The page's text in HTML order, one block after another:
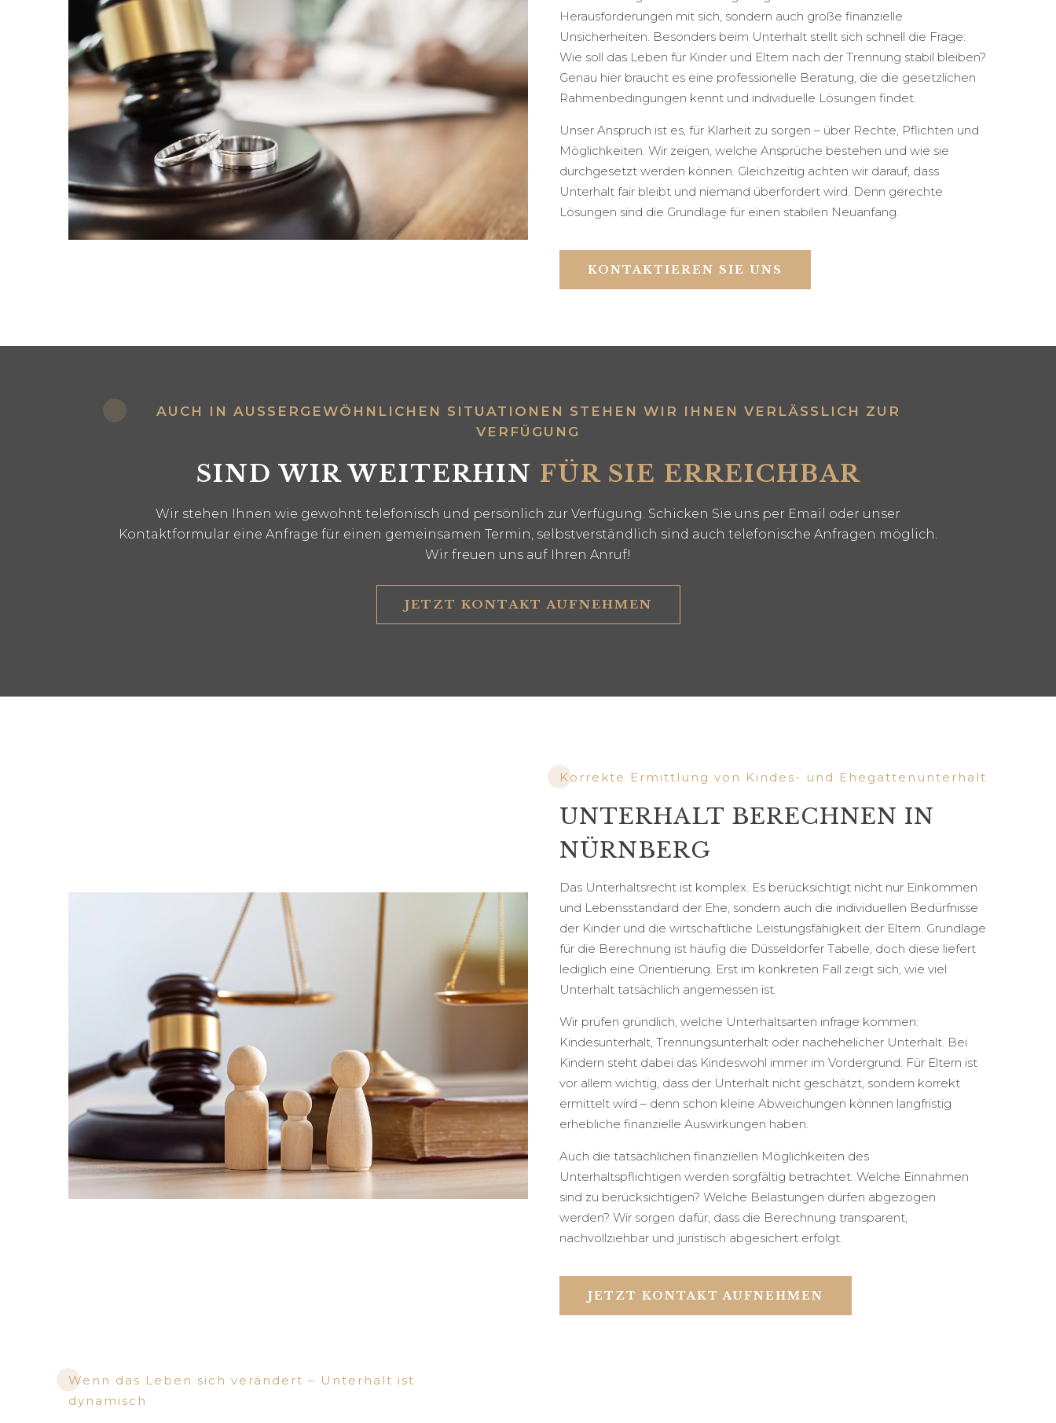
Herausforderungen mit sich, sondern auch große finanzielle
Unsicherheiten. Besonders beim Unterhalt stellt sich schnell die Frage:
Wie soll das Leben für Kinder und Eltern nach der Trennung stabil bleiben?
Genau hier braucht es eine professionelle Beratung, die die gesetzlichen
Rahmenbedingungen kennt und individuelle Lösungen findet.
Unser Anspruch ist es, für Klarheit zu sorgen – über Rechte, Pflichten und
Möglichkeiten. Wir zeigen, welche Ansprüche bestehen und wie sie
durchgesetzt werden können. Gleichzeitig achten wir darauf, dass
Unterhalt fair bleibt und niemand überfordert wird. Denn gerechte
Lösungen sind die Grundlage für einen stabilen Neuanfang.
KONTAKTIEREN SIE UNS
AUCH IN AUSSERGEWÖHNLICHEN SITUATIONEN STEHEN WIR IHNEN VERLÄSSLICH ZUR V
ERFÜGUNG
SIND WIR WEITERHIN FÜR SIE ERREICHBAR
Wir stehen Ihnen wie gewohnt telefonisch und persönlich zur Verfügung. Schicken Sie uns per Email oder unser
Kontaktformular eine Anfrage für einen gemeinsamen Termin, selbstverständlich sind auch telefonische Anfragen möglich.
Wir freuen uns auf Ihren Anruf!
JETZT KONTAKT AUFNEHMEN
Korrekte Ermittlung von Kindes- und Ehegattenunterhalt
UNTERHALT BERECHNEN IN
NÜRNBERG
Das Unterhaltsrecht ist komplex. Es berücksichtigt nicht nur Einkommen
und Lebensstandard der Ehe, sondern auch die individuellen Bedürfnisse
der Kinder und die wirtschaftliche Leistungsfähigkeit der Eltern. Grundlage
für die Berechnung ist häufig die Düsseldorfer Tabelle, doch diese liefert
lediglich eine Orientierung. Erst im konkreten Fall zeigt sich, wie viel
Unterhalt tatsächlich angemessen ist.
Wir prüfen gründlich, welche Unterhaltsarten infrage kommen:
Kindesunterhalt, Trennungsunterhalt oder nachehelicher Unterhalt. Bei
Kindern steht dabei das Kindeswohl immer im Vordergrund. Für Eltern ist
vor allem wichtig, dass der Unterhalt nicht geschätzt, sondern korrekt
ermittelt wird – denn schon kleine Abweichungen können langfristig
erhebliche finanzielle Auswirkungen haben.
Auch die tatsächlichen finanziellen Möglichkeiten des
Unterhaltspflichtigen werden sorgfältig betrachtet. Welche Einnahmen
sind zu berücksichtigen? Welche Belastungen dürfen abgezogen
werden? Wir sorgen dafür, dass die Berechnung transparent,
nachvollziehbar und juristisch abgesichert erfolgt.
JETZT KONTAKT AUFNEHMEN
Wenn das Leben sich verändert – Unterhalt ist
dynamisch